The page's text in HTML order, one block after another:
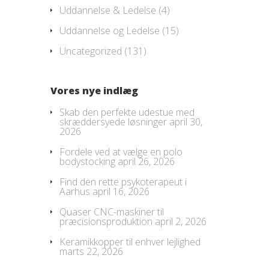
Uddannelse & Ledelse (4)
Uddannelse og Ledelse (15)
Uncategorized (131)
Vores nye indlæg
Skab den perfekte udestue med
skræddersyede løsninger april 30,
2026
Fordele ved at vælge en polo
bodystocking april 26, 2026
Find den rette psykoterapeut i
Aarhus april 16, 2026
Quaser CNC-maskiner til
præcisionsproduktion april 2, 2026
Keramikkopper til enhver lejlighed
marts 22, 2026